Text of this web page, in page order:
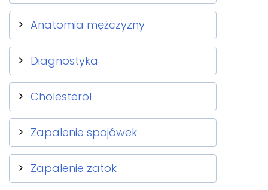
Anatomia mężczyzny
Diagnostyka
Cholesterol
Zapalenie spojówek
Zapalenie zatok